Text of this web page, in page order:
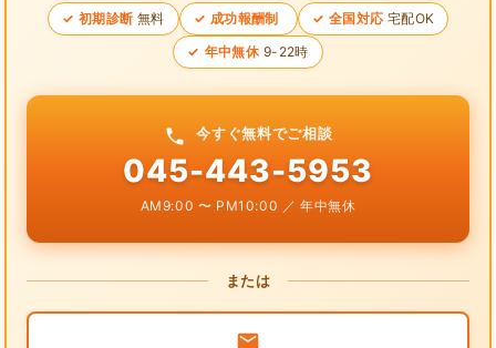
初期診断 無料 成功報酬制 全国対応 宅配OK
年中無休 9-22時
今すぐ無料でご相談
045-443-5953
AM9:00 〜 PM10:00 ／ 年中無休
または